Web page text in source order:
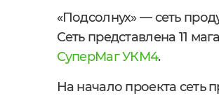
«Подсолнух» — сеть
Сеть представлена 11
СуперМаг УКМ4.
На начало проекта сеть